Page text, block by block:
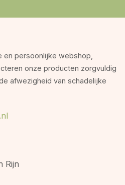
en persoonlijke webshop,
onze producten zorgvuldig
afwezigheid van schadelijke
Rijn